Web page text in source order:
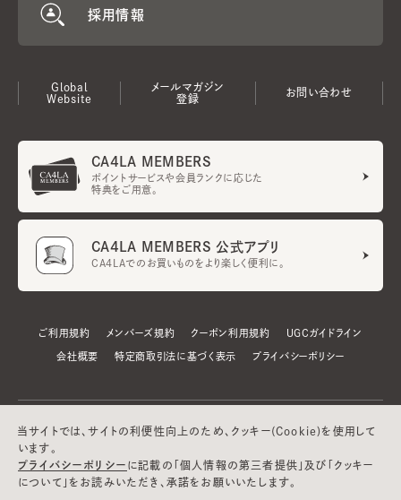
採用情報
Global
Website
メールマガジン
登録
お問い合わせ
CA4LA MEMBERS
ポイントサービスや会員ランクに応じた
特典をご用意。
CA4LA MEMBERS 公式アプリ
CA4LAでのお買いものをより楽しく便利に。
ご利用規約 メンバーズ規約 クーポン利用規約 UGCガイドライン
会社概要 特定商取引法に基づく表示 プライバシーポリシー
当サイトでは、サイトの利便性向上のため、クッキー(Cookie)を使用して
います。
プライバシーポリシー に記載の「個人情報の第三者提供」及び「クッキー
について」をお読みいただき、承諾をお願いいたします。